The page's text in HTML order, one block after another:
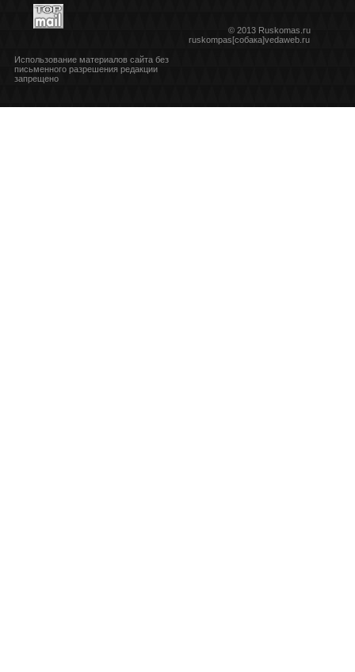
© 2013 Ruskomas.ru
ruskompas[собака]vedaweb.ru
Использование материалов сайта без
письменного разрешения редакции
запрещено